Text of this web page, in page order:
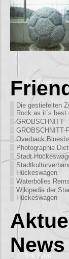
Die gestiefelten
Rock as it´s best
GROBSCHNITT
GROBSCHNITT-
Overback
Photographie
Stadt
Hückeswagen
Waterbölles
Wikipedia der
Hückeswagen
News